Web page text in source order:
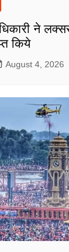
ने
किये
August 4, 2026